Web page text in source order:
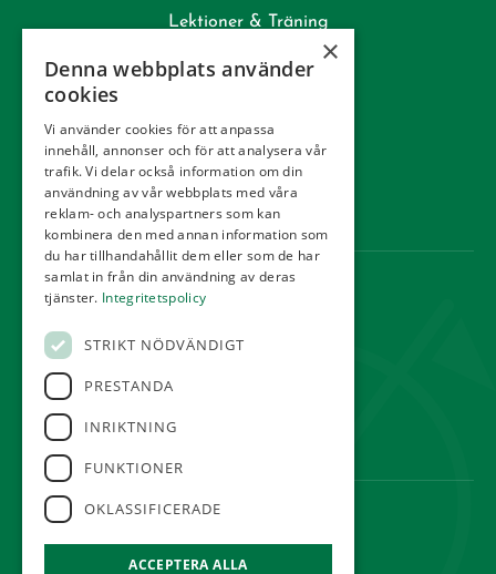
Lektioner & Träning
Tävling
Integritetspolicy
Webbshop
KONTAKT
Golfvägen
FÖLJ OSS
×
Denna webbplats använder
cookies
Vi använder cookies för att anpassa
innehåll, annonser och för att analysera vår
trafik. Vi delar också information om din
användning av vår webbplats med våra
reklam- och analyspartners som kan
kombinera den med annan information som
du har tillhandahållit dem eller som de har
samlat in från din användning av deras
tjänster. Integritetspolicy
STRIKT NÖDVÄNDIGT
PRESTANDA
INRIKTNING
FUNKTIONER
OKLASSIFICERADE
ACCEPTERA ALLA